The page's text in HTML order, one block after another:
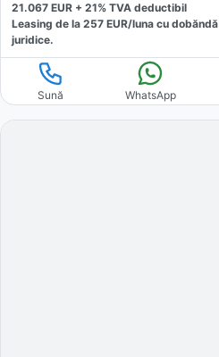
21.067 EUR + 21% TVA deductibil
Leasing de la 257 EUR/luna cu dobăndă
juridice.
Sună WhatsApp